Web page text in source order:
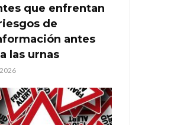
que enfrentan
de
antes
las urnas